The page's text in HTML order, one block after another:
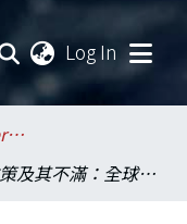
Log In
.National Taiwan University / 國立臺灣大學
文化政策及其不滿：全球化時代的藝術、文化傳承、及文化商品化